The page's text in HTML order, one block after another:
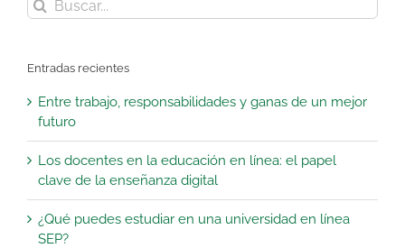
Entradas recientes
Entre trabajo, responsabilidades y ganas de un mejor
futuro
Los docentes en la educación en línea: el papel
clave de la enseñanza digital
¿Qué puedes estudiar en una universidad en línea
SEP?